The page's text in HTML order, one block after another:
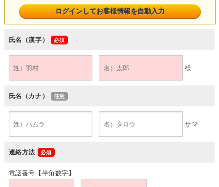
氏名（漢字）
様
氏名（カナ）
サマ
連絡方法
電話番号【半角数字】